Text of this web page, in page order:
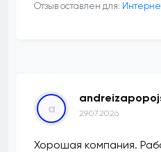
Отзыв оставлен для:
a 29.07.2026
Хорошая компания.